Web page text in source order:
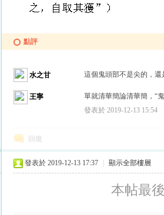
點評
水之甘 這個鬼頭部不是尖的，
王寧
單就清華簡論清華簡，“
發表於 2019-12-13 15:54
回復
發表於 2019-12-13 17:37 顯示全部樓層
本帖最